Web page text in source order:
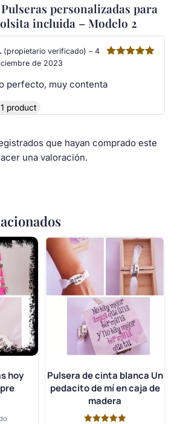
Pulseras personalizadas para
incluida – Modelo 2
(propietario verificado) – 4
de 2023
perfecto, muy contenta
1 product
que hayan comprado este
una valoración.
hoy
Pulsera de cinta blanca Un
pedacito de mí en caja de
madera